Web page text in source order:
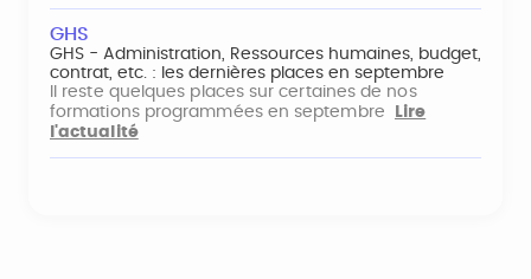
GHS
GHS - Administration, Ressources humaines, budget,
contrat, etc. : les dernières places en septembre
Il reste quelques places sur certaines de nos
formations programmées en septembre
Lire
l'actualité